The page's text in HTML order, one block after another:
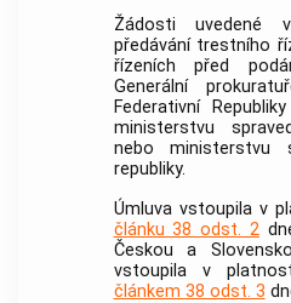
Žádosti uvedené
předávání trestního
řízeních před
Generální
Federativní
ministerstvu
nebo ministerstvu
republiky.
Úmluva vstoupila v
článku 38 odst. 2
Českou a
vstoupila v
článkem 38 odst. 3